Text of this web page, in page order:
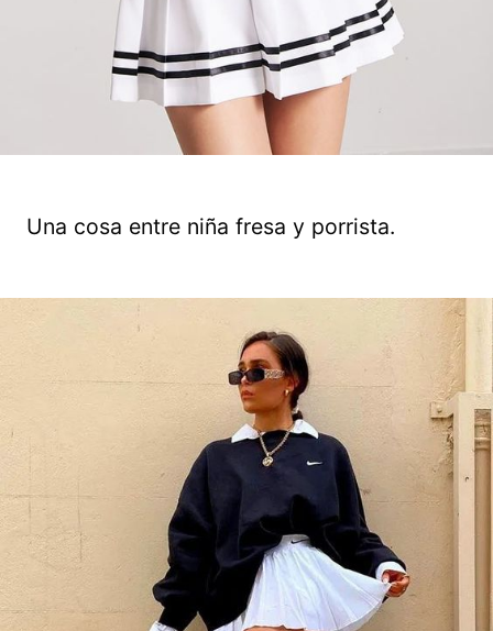
Una cosa entre niña fresa y porrista.